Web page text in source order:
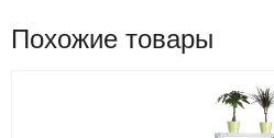
Похожие товары